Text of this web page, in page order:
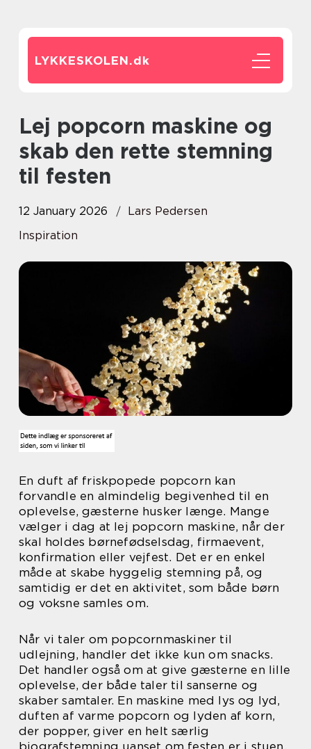
LYKKESKOLEN.dk
Lej popcorn maskine og
skab den rette stemning
til festen
12 January 2026
Lars Pedersen
Inspiration
En duft af friskpopede popcorn kan
forvandle en almindelig begivenhed til en
oplevelse, gæsterne husker længe. Mange
vælger i dag at lej popcorn maskine, når der
skal holdes børnefødselsdag, firmaevent,
konfirmation eller vejfest. Det er en enkel
måde at skabe hyggelig stemning på, og
samtidig er det en aktivitet, som både børn
og voksne samles om.
Når vi taler om popcornmaskiner til
udlejning, handler det ikke kun om snacks.
Det handler også om at give gæsterne en lille
oplevelse, der både taler til sanserne og
skaber samtaler. En maskine med lys og lyd,
duften af varme popcorn og lyden af korn,
der popper, giver en helt særlig
biografstemning uanset om festen er i stuen,